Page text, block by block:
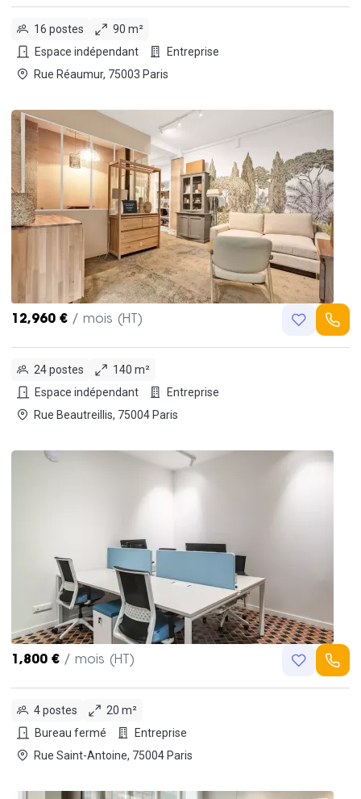
16 postes
90 m²
Espace indépendant
Entreprise
Rue Réaumur, 75003 Paris
12,960 € / mois (HT)
24 postes
140 m²
Espace indépendant
Entreprise
Rue Beautreillis, 75004 Paris
1,800 € / mois (HT)
4 postes
20 m²
Bureau fermé
Entreprise
Rue Saint-Antoine, 75004 Paris